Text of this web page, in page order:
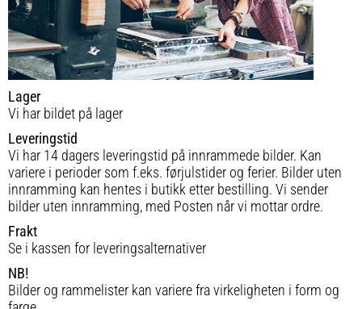
Lager
Vi har bildet på lager
Leveringstid
Vi har 14 dagers leveringstid på innrammede bilder. Kan
variere i perioder som f.eks. førjulstider og ferier. Bilder uten
innramming kan hentes i butikk etter bestilling. Vi sender
bilder uten innramming, med Posten når vi mottar ordre.
Frakt
Se i kassen for leveringsalternativer
NB!
Bilder og rammelister kan variere fra virkeligheten i form og